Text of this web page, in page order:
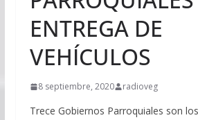
ENTREGA DE
VEHÍCULOS
8 septiembre, 2020 radioveg
Trece Gobiernos Parroquiales son